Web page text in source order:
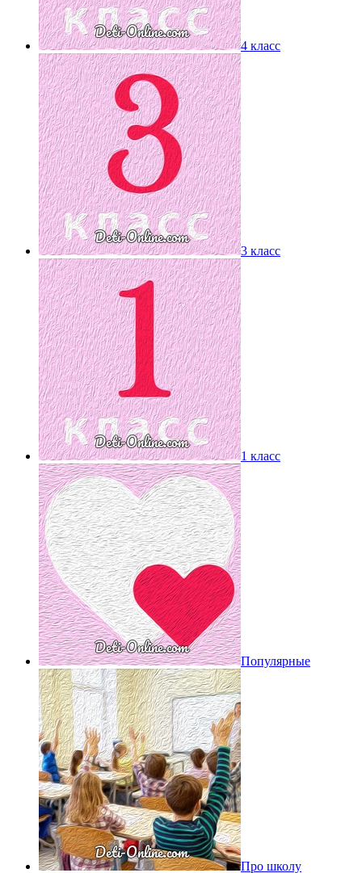
4 класс
3 класс
1 класс
Популярные
Про школу